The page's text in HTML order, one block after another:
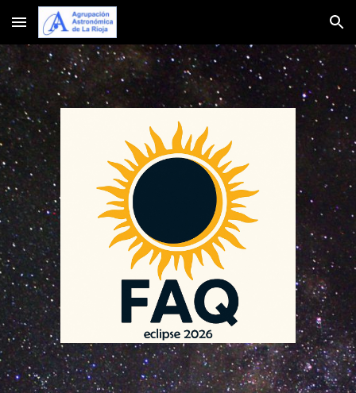
Skip to main content Skip to navigation